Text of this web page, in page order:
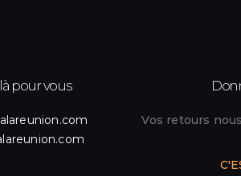
pour vous
Vos retours